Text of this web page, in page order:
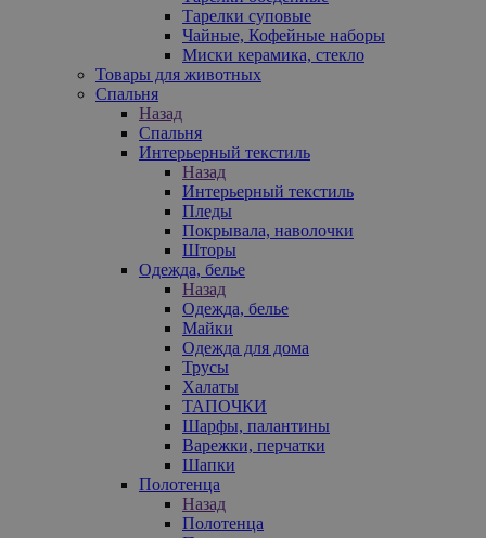
Тарелки суповые
Чайные, Кофейные наборы
Миски керамика, стекло
Товары для животных
Спальня
Назад
Спальня
Интерьерный текстиль
Назад
Интерьерный текстиль
Пледы
Покрывала, наволочки
Шторы
Одежда, белье
Назад
Одежда, белье
Майки
Одежда для дома
Трусы
Халаты
ТАПОЧКИ
Шарфы, палантины
Варежки, перчатки
Шапки
Полотенца
Назад
Полотенца